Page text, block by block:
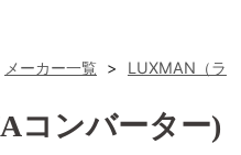
メーカー一覧 >
LUXMAN（ラ
コンバーター)